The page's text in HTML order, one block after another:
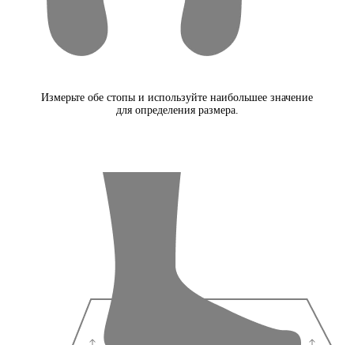
Измерьте обе стопы и используйте наибольшее значение
для определения размера.